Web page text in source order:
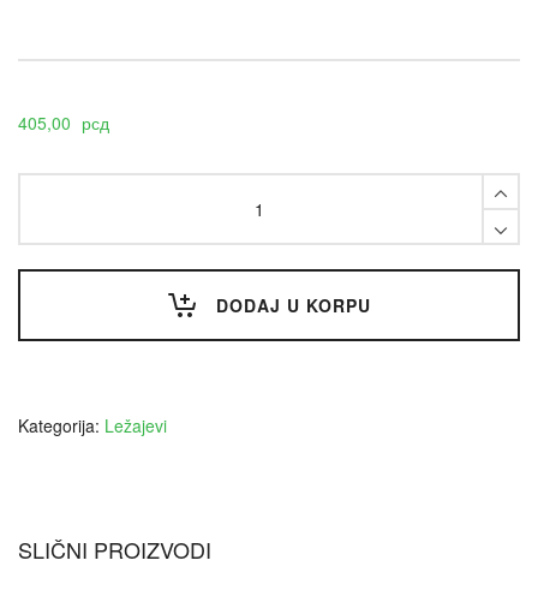
405,00 рсд
DODAJ U KORPU
Kategorija: Ležajevi
SLIČNI PROIZVODI